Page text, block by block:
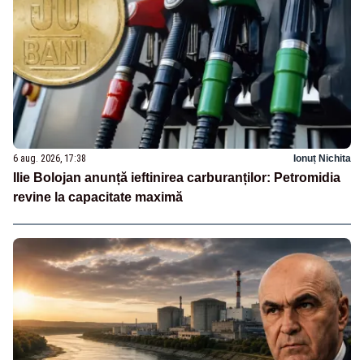
6 aug. 2026, 17:38 Ionuț Nichita
Ilie Bolojan anunță ieftinirea carburanților: Petromidia
revine la capacitate maximă